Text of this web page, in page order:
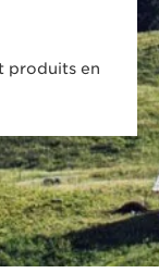
produits en